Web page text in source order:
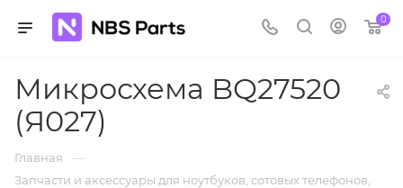
0
Микросхема BQ27520
(Я027)
Главная —
Запчасти и аксессуары для ноутбуков, сотовых телефонов,